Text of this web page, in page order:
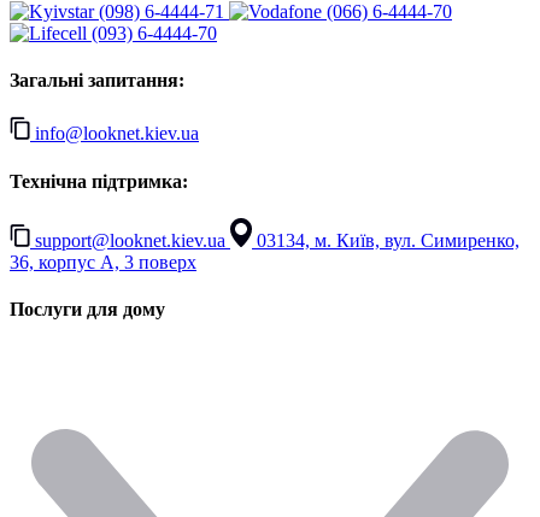
(098) 6-4444-71
(066) 6-4444-70
(093) 6-4444-70
Загальні запитання:
info@looknet.kiev.ua
Технічна підтримка:
support@looknet.kiev.ua
03134, м. Київ, вул. Симиренко,
36, корпус А, 3 поверх
Послуги для дому